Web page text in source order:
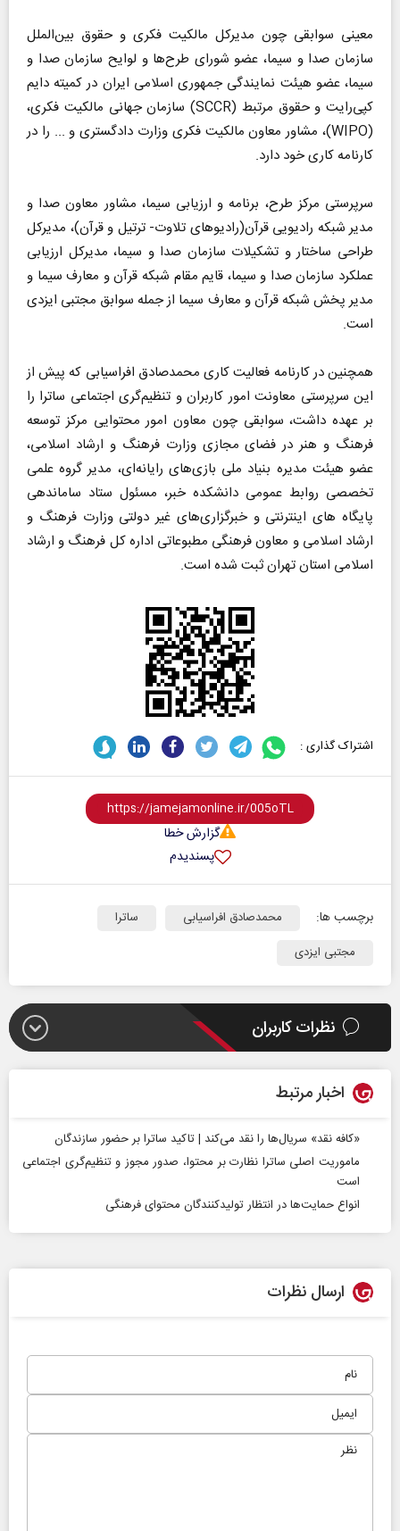
معینی سوابقی چون مدیرکل مالکیت فکری و حقوق بین‌الملل
سازمان صدا و سیما، عضو شورای طرح‌ها و لوایح سازمان صدا و
سیما، عضو هیئت نمایندگی جمهوری اسلامی ایران در کمیته دایم
کپی‌رایت و حقوق مرتبط (SCCR) سازمان جهانی مالکیت فکری،
(WIPO)، مشاور معاون مالکیت فکری وزارت دادگستری و ... را در
کارنامه کاری خود دارد.
سرپرستی مرکز طرح، برنامه و ارزیابی سیما، مشاور معاون صدا و
مدیر شبکه رادیویی قرآن(رادیوهای تلاوت- ترتیل و قرآن)، مدیرکل
طراحی ساختار و تشکیلات سازمان صدا و سیما، مدیرکل ارزیابی
عملکرد سازمان صدا و سیما، قایم مقام شبکه قرآن و معارف سیما و
مدیر پخش شبکه قرآن و معارف سیما از جمله سوابق مجتبی ایزدی
است.
همچنین در کارنامه فعالیت کاری محمدصادق افراسیابی که پیش از
این سرپرستی معاونت امور کاربران و تنظیم‌گری اجتماعی ساترا را
بر عهده داشت، سوابقی چون معاون امور محتوایی مرکز توسعه
فرهنگ و هنر در فضای مجازی وزارت فرهنگ و ارشاد اسلامی،
عضو هیئت مدیره بنیاد ملی بازی‌های رایانه‌ای، مدیر گروه علمی
تخصصی روابط عمومی دانشکده خبر، مسئول ستاد ساماندهی
پایگاه های اینترنتی و خبرگزاری‌های غیر دولتی وزارت فرهنگ و
ارشاد اسلامی و معاون فرهنگی مطبوعاتی اداره کل فرهنگ و ارشاد
اسلامی استان تهران ثبت شده است.
اشتراک گذاری :
گزارش خطا
پسندیدم
برچسب ها: محمدصادق افراسیابی
ساترا
مجتبی ایزدی
نظرات کاربران
اخبار مرتبط
«کافه نقد» سریال‌ها را نقد می‌کند | تاکید ساترا بر حضور سازندگان
ماموریت اصلی ساترا نظارت بر محتوا، صدور مجوز و تنظیم‌گری اجتماعی
است
انواع حمایت‌ها در انتظار تولیدکنندگان محتوای فرهنگی
ارسال نظرات